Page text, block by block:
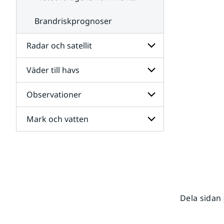
Brandriskprognoser
Radar och satellit
Undersidor
för
Radar
och
satellit
Väder till havs
Undersidor
för
Väder
till
havs
Observationer
Undersidor
för
Mark och vatten
Dela sidan